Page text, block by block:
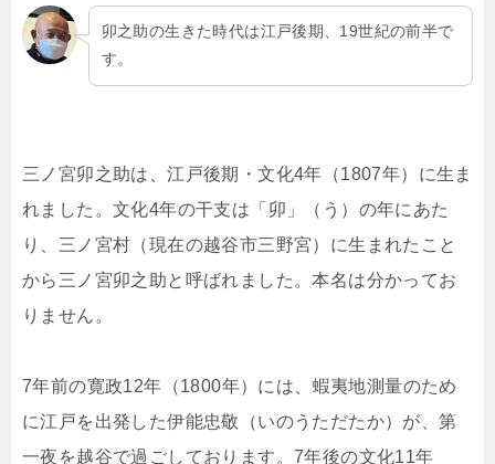
卯之助の生きた時代は江戸後期、19世紀の前半で
す。
三ノ宮卯之助は、江戸後期・文化4年（1807年）に生ま
れました。文化4年の干支は「卯」（う）の年にあた
り、三ノ宮村（現在の越谷市三野宮）に生まれたこと
から三ノ宮卯之助と呼ばれました。本名は分かってお
りません。
7年前の寛政12年（1800年）には、蝦夷地測量のため
に江戸を出発した伊能忠敬（いのうただたか）が、第
一夜を越谷で過ごしております。7年後の文化11年